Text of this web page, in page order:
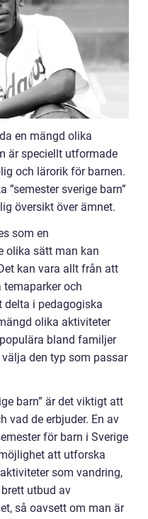
en mängd olika
är speciellt utformade
och lärorik för barnen.
”semester sverige barn”
översikt över ämnet.
som en
olika sätt man kan
kan vara allt från att
och
delta i pedagogiska
olika aktiviteter
bland familjer
den typ som passar
barn” är det viktigt att
vad de erbjuder. En av
för barn i Sverige
att utforska
som vandring,
utbud av
så oavsett om man är